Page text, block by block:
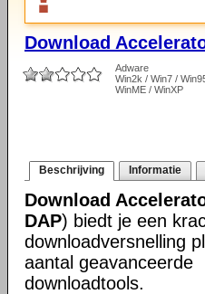
Download
Adware
Win2k / Win7 /
WinME / WinXP
Beschrijving Informatie
Download
DAP) biedt je een
downloadversnelling
aantal geavanceerde
downloadtools.